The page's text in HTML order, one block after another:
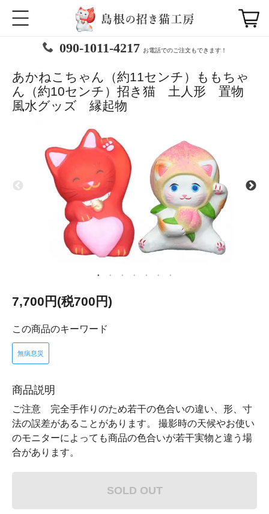
090-1011-4217 お電話でのご注文もできます！
あかねこちゃん（約11センチ）ももちゃ
ん（約10センチ）招き猫 土人形 置物
風水グッズ 縁起物
7,700円(税700円)
この商品のキーワード
無病息災
商品説明
ご注意 完全手作りのため若干の色合いの違い、形、寸
法の誤差があることがあります。 撮影時の天候やお使い
のモニターによっても商品の色合いが若干実物と違う場
合があります。
SOLD OUT